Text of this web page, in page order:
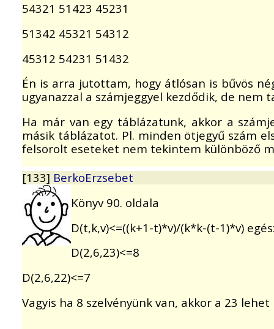
54321 51423 45231
51342 45321 54312
45312 54231 51432
Én is arra jutottam, hogy átlósan is bűvös
ugyanazzal a számjeggyel kezdődik, de nem
Ha már van egy táblázatunk, akkor a
másik táblázatot. Pl. minden ötjegyű szám
felsorolt eseteket nem tekintem különböző
[133] BerkoErzsebet
Könyv 90. oldala
D(t,k,v)<=((k+1-t)*v)/(k*k-(t-1)*v)
D(2,6,23)<=8
D(2,6,22)<=7
Vagyis ha 8 szelvényünk van, akkor a 23